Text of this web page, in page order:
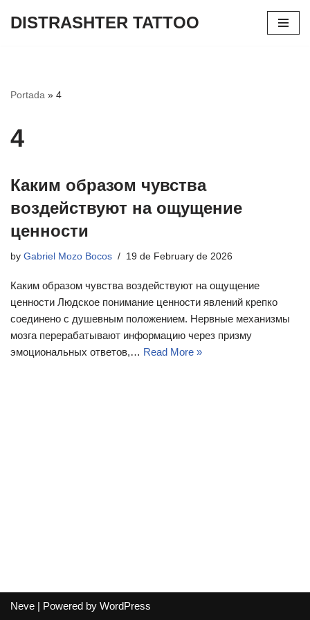
DISTRASHTER TATTOO
Portada » 4
4
Каким образом чувства
воздействуют на ощущение
ценности
by Gabriel Mozo Bocos 19 de February de 2026
Каким образом чувства воздействуют на ощущение
ценности Людское понимание ценности явлений крепко
соединено с душевным положением. Нервные механизмы
мозга перерабатывают информацию через призму
эмоциональных ответов,… Read More »
Neve | Powered by WordPress